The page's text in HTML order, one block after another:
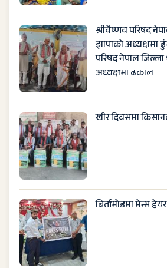
श्रीवैष्णव परिषद
झापाको अध्यक्षमा
परिषद नेपाल
अध्यक्षमा ढकाल
खीर दिवसमा
बिर्तामोडमा मेन्स